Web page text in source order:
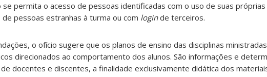
permita o acesso de pessoas identificadas com o uso de suas
de pessoas estranhas à turma ou com loginde terceiros.
o ofício sugere que os planos de ensino das disciplinas
direcionados ao comportamento dos alunos. São informações e
docentes e discentes, a finalidade exclusivamente didática dos